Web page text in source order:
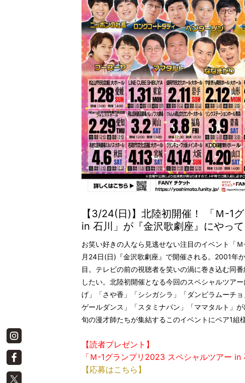
【3/24(日)】北陸初開催！ 「Ｍ-1
in 石川」が『金沢歌劇座』にやって
お笑い好きの人なら見逃せない注目のイベント「
月24日(日)『金沢歌劇座』で開催される。2001年
目。テレビの前の視聴者を笑いの渦に巻き込む同
したい。北陸初開催となる今回のスペシャルツア
げ」「さや⾹」「シシガシラ」「ダンビラムーチ
ゲールダンス」「スタミナパン」「ママタルト」
旬の漫才師たちが集結するこのイベントにペア1組
【読者プレゼント】
「Ｍ-1グランプリ2023 スペシャルツアー
【応募はこちら】